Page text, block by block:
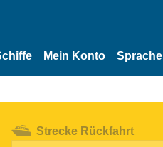
Mein Konto Sprache
Strecke Rückfahrt